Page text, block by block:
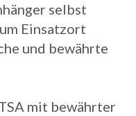
selbst
Einsatzort
und bewährte
mit bewährter